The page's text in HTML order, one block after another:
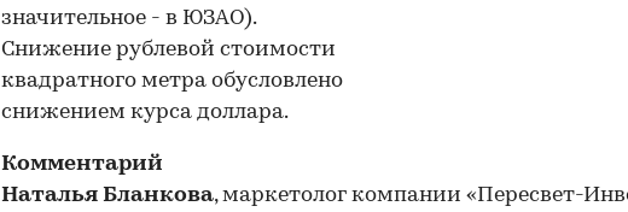
значительное - в ЮЗАО).
Снижение рублевой стоимости
квадратного метра обусловлено
снижением курса доллара.
Комментарий
Наталья Бланкова, маркетолог компании «Пересвет-